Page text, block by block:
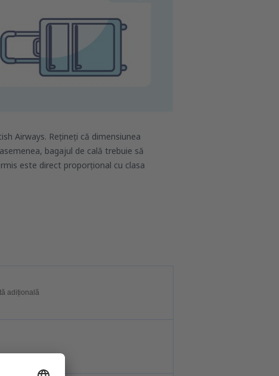
Airways. Rețineți că dimensiunea
bagajul de cală trebuie să
este direct proporțional cu clasa
adițională